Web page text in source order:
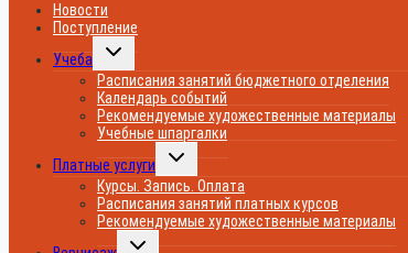
Новости
Поступление
Учеба
Переключить
меню
Расписания занятий бюджетного отделения
Календарь событий
Рекомендуемые художественные материалы
Учебные шпаргалки
Платные услуги
Переключить
меню
Курсы. Запись. Оплата
Расписания занятий платных курсов
Рекомендуемые художественные материалы
Переключить